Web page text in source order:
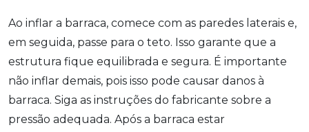
Ao inflar a barraca, comece com as paredes laterais e,
em seguida, passe para o teto. Isso garante que a
estrutura fique equilibrada e segura. É importante
não inflar demais, pois isso pode causar danos à
barraca. Siga as instruções do fabricante sobre a
pressão adequada. Após a barraca estar